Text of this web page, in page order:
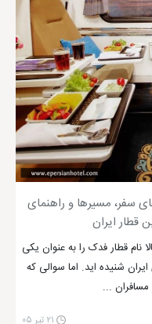
سفر، مسیرها و راهنمای
قطار ایران
نام قطار فدک را به عنوان یکی
شنیده اید. اما سوالی که
مسافران ...
۲۱ تیر ۰۵